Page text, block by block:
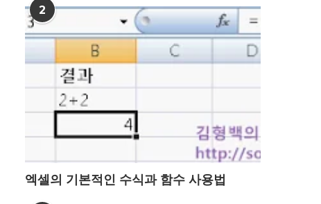
2
엑셀의 기본적인 수식과 함수 사용법